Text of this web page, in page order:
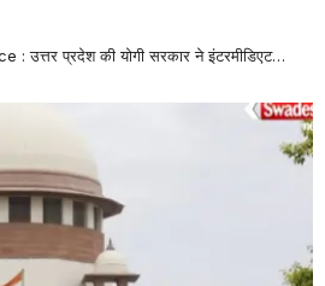
प्रदेश की योगी सरकार ने इंटरमीडिएट…